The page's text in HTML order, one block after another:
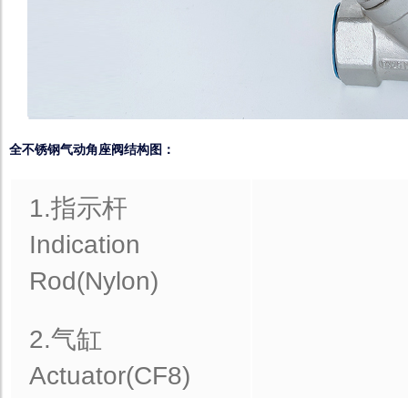
全不锈钢气动角座阀结构图：
1.指示杆
Indication
Rod(Nylon)
2.气缸
Actuator(CF8)